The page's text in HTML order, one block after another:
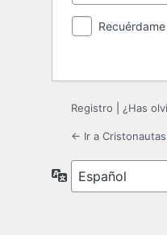
Recuérdame
Registro ¿Has
← Ir a
Idioma